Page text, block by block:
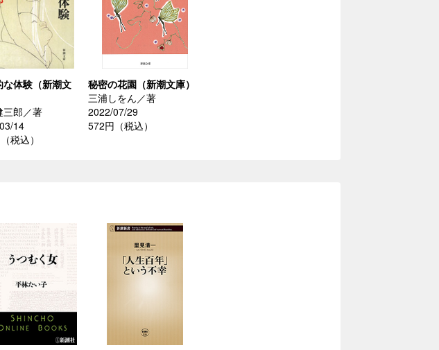
な体験（新潮文
三郎／著
14
税込）
秘密の花園（新潮文庫）
三浦しをん／著
2022/07/29
572円（税込）